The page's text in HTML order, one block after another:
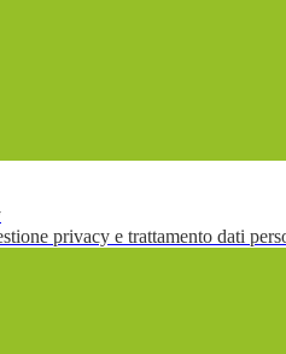
privacy e trattamento dati